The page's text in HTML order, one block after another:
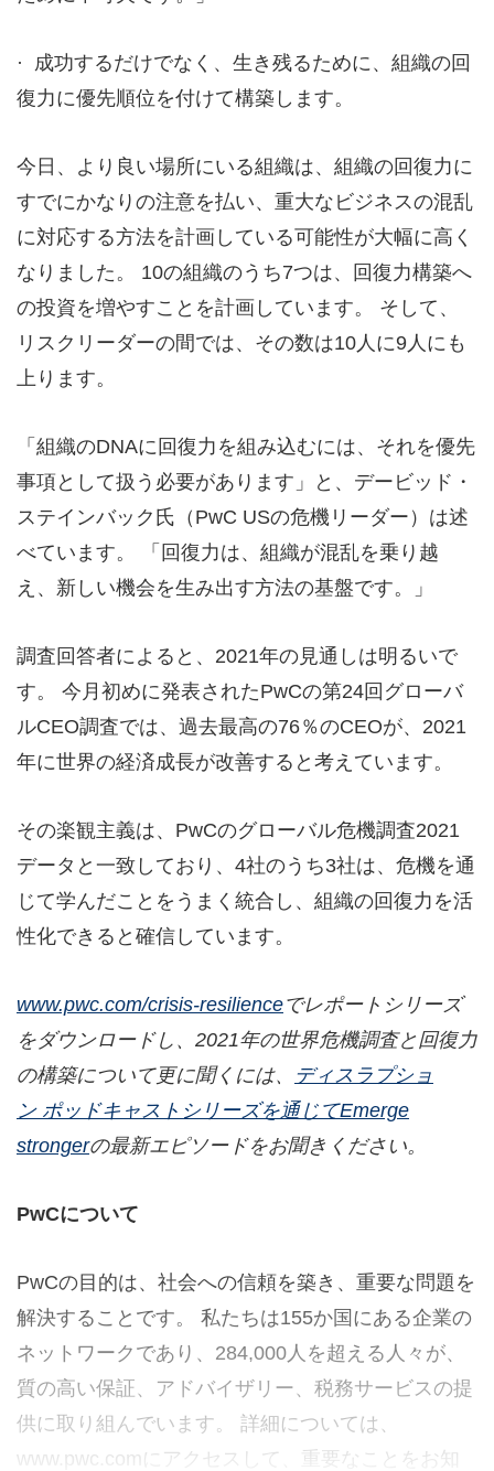
· 成功するだけでなく、生き残るために、組織の回
復力に優先順位を付けて構築します。
今日、より良い場所にいる組織は、組織の回復力に
すでにかなりの注意を払い、重大なビジネスの混乱
に対応する方法を計画している可能性が大幅に高く
なりました。 10の組織のうち7つは、回復力構築へ
の投資を増やすことを計画しています。 そして、
リスクリーダーの間では、その数は10人に9人にも
上ります。
「組織のDNAに回復力を組み込むには、それを優先
事項として扱う必要があります」と、デービッド・
ステインバック氏（PwC USの危機リーダー）は述
べています。 「回復力は、組織が混乱を乗り越
え、新しい機会を生み出す方法の基盤です。」
調査回答者によると、2021年の見通しは明るいで
す。 今月初めに発表されたPwCの第24回グローバ
ルCEO調査では、過去最高の76％のCEOが、2021
年に世界の経済成長が改善すると考えています。
その楽観主義は、PwCのグローバル危機調査2021
データと一致しており、4社のうち3社は、危機を通
じて学んだことをうまく統合し、組織の回復力を活
性化できると確信しています。
www.pwc.com/crisis-resilienceでレポートシリーズ
をダウンロードし、 2021年の世界危機調査と回復力
の構築について更に聞くには、 ディスラプショ
ン ポッドキャストシリーズを通じてEmerge
strongerの最新エピソードをお聞きください。
PwCについて
PwCの目的は、社会への信頼を築き、重要な問題を
解決することです。 私たちは155か国にある企業の
ネットワークであり、284,000人を超える人々が、
質の高い保証、アドバイザリー、税務サービスの提
供に取り組んでいます。 詳細については、
www.pwc.comにアクセスして、重要なことをお知